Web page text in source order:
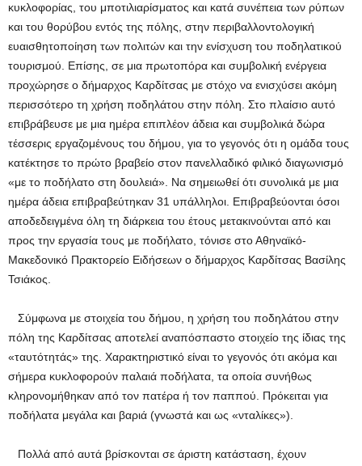
κυκλοφορίας, του μποτιλιαρίσματος και κατά συνέπεια των ρύπων
και του θορύβου εντός της πόλης, στην περιβαλλοντολογική
ευαισθητοποίηση των πολιτών και την ενίσχυση του ποδηλατικού
τουρισμού. Επίσης, σε μια πρωτοπόρα και συμβολική ενέργεια
προχώρησε ο δήμαρχος Καρδίτσας με στόχο να ενισχύσει ακόμη
περισσότερο τη χρήση ποδηλάτου στην πόλη. Στο πλαίσιο αυτό
επιβράβευσε με μια ημέρα επιπλέον άδεια και συμβολικά δώρα
τέσσερις εργαζομένους του δήμου, για το γεγονός ότι η ομάδα τους
κατέκτησε το πρώτο βραβείο στον πανελλαδικό φιλικό διαγωνισμό
«με το ποδήλατο στη δουλειά». Να σημειωθεί ότι συνολικά με μια
ημέρα άδεια επιβραβεύτηκαν 31 υπάλληλοι. Επιβραβεύονται όσοι
αποδεδειγμένα όλη τη διάρκεια του έτους μετακινούνται από και
προς την εργασία τους με ποδήλατο, τόνισε στο Αθηναϊκό-
Μακεδονικό Πρακτορείο Ειδήσεων ο δήμαρχος Καρδίτσας Βασίλης
Τσιάκος.
Σύμφωνα με στοιχεία του δήμου, η χρήση του ποδηλάτου στην
πόλη της Καρδίτσας αποτελεί αναπόσπαστο στοιχείο της ίδιας της
«ταυτότητάς» της. Χαρακτηριστικό είναι το γεγονός ότι ακόμα και
σήμερα κυκλοφορούν παλαιά ποδήλατα, τα οποία συνήθως
κληρονομήθηκαν από τον πατέρα ή τον παππού. Πρόκειται για
ποδήλατα μεγάλα και βαριά (γνωστά και ως «νταλίκες»).
Πολλά από αυτά βρίσκονται σε άριστη κατάσταση, έχουν